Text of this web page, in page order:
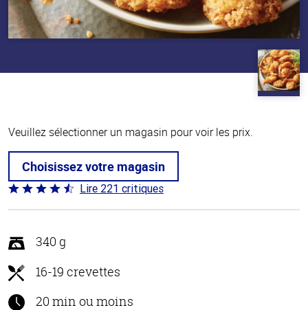
Veuillez sélectionner un magasin pour voir les prix.
Choisissez votre magasin
Coté
4.7 sur
Lire 221 critiques
340 g
16-19 crevettes
20 min ou moins